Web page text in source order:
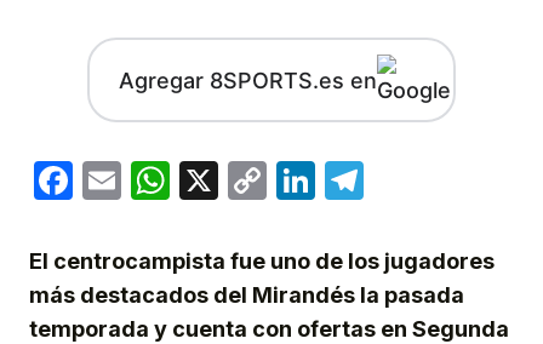
Agregar 8SPORTS.es en
Facebook
EmailWhatsApp
X
CopyLinkedIn
El centrocampista fue uno de los jugadores
más destacados del Mirandés la pasada
temporada y cuenta con ofertas en Segunda